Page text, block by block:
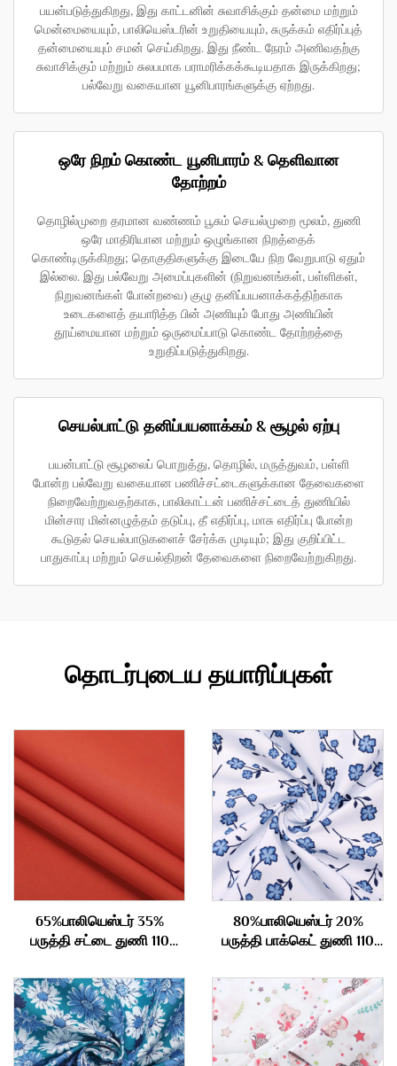
பயன்படுத்துகிறது, இது காட்டனின் சுவாசிக்கும் தன்மை மற்றும்
மென்மையையும், பாலியெஸ்டரின் உறுதியையும், சுருக்கம் எதிர்ப்புத்
தன்மையையும் சமன் செய்கிறது. இது நீண்ட நேரம் அணிவதற்கு
சுவாசிக்கும் மற்றும் சுலபமாக பராமரிக்கக்கூடியதாக இருக்கிறது;
பல்வேறு வகையான யூனிபாரங்களுக்கு ஏற்றது.
ஒரே நிறம் கொண்ட யூனிபாரம் & தெளிவான
தோற்றம்
தொழில்முறை தரமான வண்ணம் பூசும் செயல்முறை மூலம், துணி
ஒரே மாதிரியான மற்றும் ஒழுங்கான நிறத்தைக்
கொண்டிருக்கிறது; தொகுதிகளுக்கு இடையே நிற வேறுபாடு ஏதும்
இல்லை. இது பல்வேறு அமைப்புகளின் (நிறுவனங்கள், பள்ளிகள்,
நிறுவனங்கள் போன்றவை) குழு தனிப்பயனாக்கத்திற்காக
உடைகளைத் தயாரித்த பின் அணியும் போது அணியின்
தூய்மையான மற்றும் ஒருமைப்பாடு கொண்ட தோற்றத்தை
உறுதிப்படுத்துகிறது.
செயல்பாட்டு தனிப்பயனாக்கம் & சூழல் ஏற்பு
பயன்பாட்டு சூழலைப் பொறுத்து, தொழில், மருத்துவம், பள்ளி
போன்ற பல்வேறு வகையான பணிச்சட்டைகளுக்கான தேவைகளை
நிறைவேற்றுவதற்காக, பாலிகாட்டன் பணிச்சட்டைத் துணியில்
மின்சார மின்னழுத்தம் தடுப்பு, தீ எதிர்ப்பு, மாசு எதிர்ப்பு போன்ற
கூடுதல் செயல்பாடுகளைச் சேர்க்க முடியும்; இது குறிப்பிட்ட
பாதுகாப்பு மற்றும் செயல்திறன் தேவைகளை நிறைவேற்றுகிறது.
தொடர்புடைய தயாரிப்புகள்
65%பாலியெஸ்டர் 35%
பருத்தி சட்டை துணி 110
80%பாலியெஸ்டர் 20%
பருத்தி பாக்கெட் துணி 110